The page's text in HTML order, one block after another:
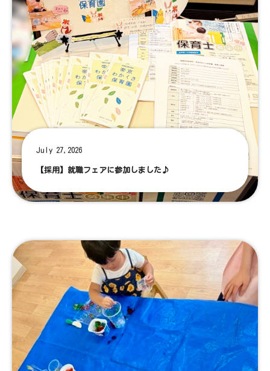
July 27,2026
【採用】就職フェアに参加しました♪